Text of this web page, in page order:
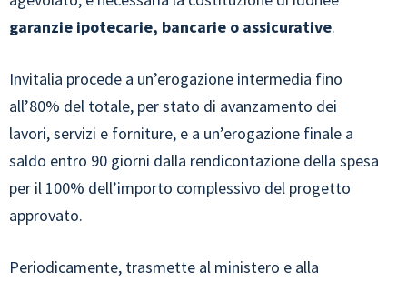
garanzie ipotecarie, bancarie o assicurative.
Invitalia procede a un’erogazione intermedia fino
all’80% del totale, per stato di avanzamento dei
lavori, servizi e forniture, e a un’erogazione finale a
saldo entro 90 giorni dalla rendicontazione della spesa
per il 100% dell’importo complessivo del progetto
approvato.
Periodicamente, trasmette al ministero e alla